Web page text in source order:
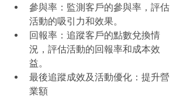
參與率：監測客戶的參與率，評估
活動的吸引力和效果。
回報率：追蹤客戶的點數兌換情
況，評估活動的回報率和成本效
益。
最後追蹤成效及活動優化：提升營
業額